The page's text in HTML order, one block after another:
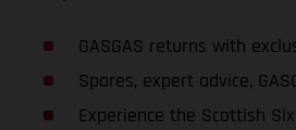
GASGAS returns with
Spares, expert advice,
Experience the Scottish